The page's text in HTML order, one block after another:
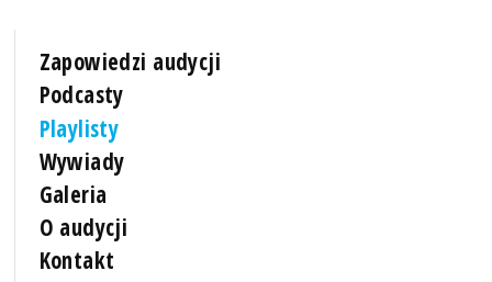
Zapowiedzi audycji
Podcasty
Playlisty
Wywiady
Galeria
O audycji
Kontakt